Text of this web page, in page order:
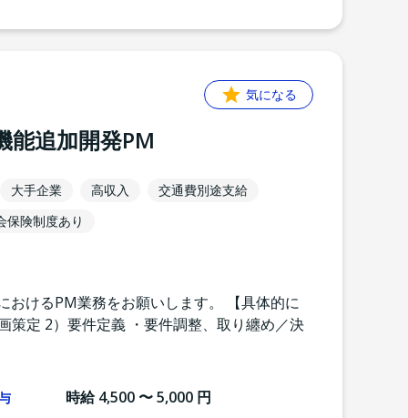
気になる
能追加開発PM
大手企業 高収入
交通費別途支給
保険制度あり
おけるPM業務をお願いします。 【具体的に
策定 2）要件定義 ・要件調整、取り纏め／決
時給 4,500 〜 5,000 円